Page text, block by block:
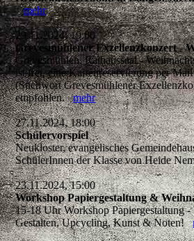
mehr
29.11.2024, 19:00
Grevesmühlener Exzellenzkonzert -
Grevesmühlen, Rathaussaal -
ist frei, eine Kartenreservierung per
(Stichwort Grevesmühlener
empfohlen.mehr
27.11.2024, 18:00
Schülervorspiel
Neukloster, evangelisches
SchülerInnen der Klasse von Heide
23.11.2024, 15:00
Workshop Papiergestaltung &
15-18 Uhr Workshop Papiergestaltung -
Gestalten, Upcycling, Kunst & Noten!